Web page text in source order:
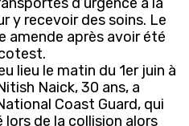
y recevoir des soins. Le
amende après avoir été
lieu le matin du 1er juin à
Naick, 30 ans, a
Coast Guard, qui
de la collision alors